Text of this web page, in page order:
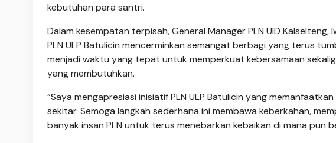
kebutuhan para santri.
Dalam kesempatan terpisah, General Manager PLN UID
PLN ULP Batulicin mencerminkan semangat berbagi yang terus
menjadi waktu yang tepat untuk memperkuat kebersamaan
yang membutuhkan.
“Saya mengapresiasi inisiatif PLN ULP Batulicin yang
sekitar. Semoga langkah sederhana ini membawa keberkahan,
banyak insan PLN untuk terus menebarkan kebaikan di mana pun